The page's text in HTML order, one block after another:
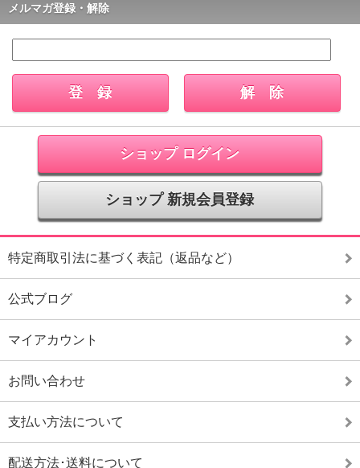
メルマガ登録・解除
ショップ ログイン
ショップ 新規会員登録
特定商取引法に基づく表記（返品など）
公式ブログ
マイアカウント
お問い合わせ
支払い方法について
配送方法･送料について